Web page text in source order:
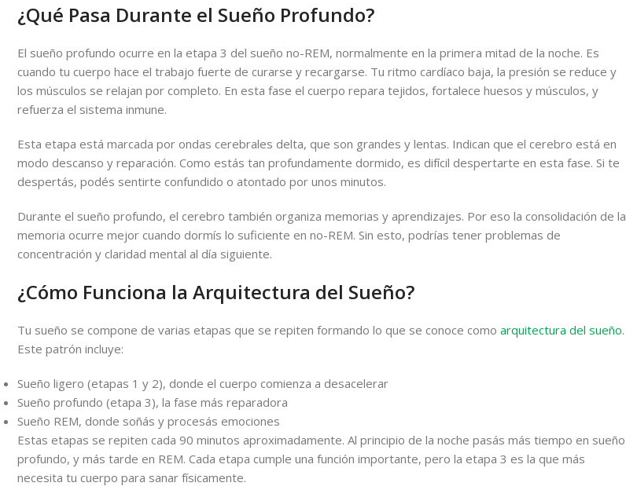
¿Qué Pasa Durante el Sueño Profundo?
El sueño profundo ocurre en la etapa 3 del sueño no-REM, normalmente en la primera mitad de la noche. Es
cuando tu cuerpo hace el trabajo fuerte de curarse y recargarse. Tu ritmo cardíaco baja, la presión se reduce y
los músculos se relajan por completo. En esta fase el cuerpo repara tejidos, fortalece huesos y músculos, y
refuerza el sistema inmune.
Esta etapa está marcada por ondas cerebrales delta, que son grandes y lentas. Indican que el cerebro está en
modo descanso y reparación. Como estás tan profundamente dormido, es difícil despertarte en esta fase. Si te
despertás, podés sentirte confundido o atontado por unos minutos.
Durante el sueño profundo, el cerebro también organiza memorias y aprendizajes. Por eso la consolidación de la
memoria ocurre mejor cuando dormís lo suficiente en no-REM. Sin esto, podrías tener problemas de
concentración y claridad mental al día siguiente.
¿Cómo Funciona la Arquitectura del Sueño?
Tu sueño se compone de varias etapas que se repiten formando lo que se conoce como arquitectura del sueño.
Este patrón incluye:
Sueño ligero (etapas 1 y 2), donde el cuerpo comienza a desacelerar
Sueño profundo (etapa 3), la fase más reparadora
Sueño REM, donde soñás y procesás emociones
Estas etapas se repiten cada 90 minutos aproximadamente. Al principio de la noche pasás más tiempo en sueño
profundo, y más tarde en REM. Cada etapa cumple una función importante, pero la etapa 3 es la que más
necesita tu cuerpo para sanar físicamente.